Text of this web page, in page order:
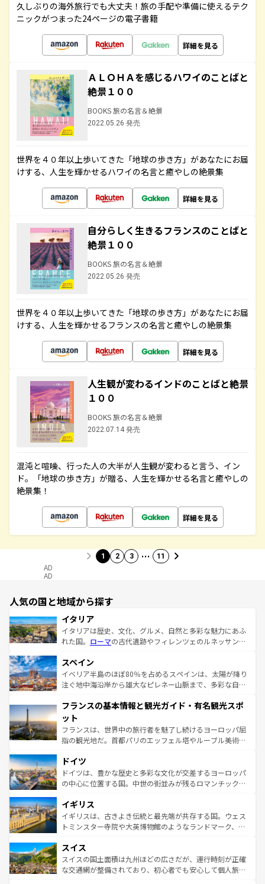
久しぶりの海外旅行でも大丈夫！旅の手配や準備に使えるテク
ニックがつまった24ページの電子書籍
詳細を見る
ＡＬＯＨＡを感じるハワイのことばと
絶景１００
BOOKS 旅の名言＆絶景
2022.05.26 発売
世界を４０年以上歩いてきた「地球の歩き方」があなたにお届
けする、人生を輝かせるハワイの名言と癒やしの絶景集
詳細を見る
自分らしく生きるフランスのことばと
絶景１００
BOOKS 旅の名言＆絶景
2022.05.26 発売
世界を４０年以上歩いてきた「地球の歩き方」があなたにお届
けする、人生を輝かせるフランスの名言と癒やしの絶景集
詳細を見る
人生観が変わるインドのことばと絶景
１００
BOOKS 旅の名言＆絶景
2022.07.14 発売
混沌と喧噪、行った人の大半が人生観が変わると言う、イン
ド。「地球の歩き方」が贈る、人生を輝かせる名言と癒やしの
絶景集！
詳細を見る
1 2 3 … 11
AD
AD
人気の国と地域から探す
イタリア
イタリアは歴史、文化、グルメ、自然と多彩な魅力にあふ
れた国。 ローマの古代遺跡やフィレンツェのルネッサンス
ろん、トスカーナの美しい田園風景やアマルフィ海岸の絶
景など、自然景観も見逃せない。観光の合間には、本場の
ピザやパスタなど、絶品のイタリア料理を堪能することも
ませてくれるイタリアで、忘れられない旅をしてみよう！
なお、新着のイタリア情報は
しい。
スペイン
イベリア半島のほぼ80％を占めるスペインは、太陽が降り
注ぐ地中海沿岸から雄大なピレネー山脈まで、多彩な自然
文化が根付くこの国では、情熱的なフラメンコ、熱気あふ
れる闘牛、そして美味しいタパスが生活の一部となってい
る。首都マドリードの洗練された雰囲気や、バルセロナの
アートに溢れた街角から、地方では古代ローマ遺跡や中世
せる。地方によって風土や気候が異なるスペインはその個
性で訪れる人を魅了する。 なお、新着のスペイン情報は コ
ンテンツ一覧を参照してほしい。
フランスの基本情報と観光ガイド・有名観光スポ
ット
フランスは、世界中の旅行者を魅了し続けるヨーロッパ屈
指の観光地だ。首都パリのエッフェル塔やルーブル美術館
で、幅広い魅力が詰まっている。華麗な宮殿、歴史的な大
聖堂、美しいビーチ、そして豊かな自然が、訪れる者を心
から魅了する。また、フランスは美食の国としても知ら
いる。シャンパンの発祥地であるランス、プロヴァンスの
香り高いラベンダー畑など、多彩な楽しみ方が可能だ。さ
らに、パリ以外の地域にも魅力が溢れており、どの街角に
れる地方に足を運ぶとそれぞれで全く異なる文化を体験で
きるだろう。 なお、新着のフランス情報はコンテンツ一覧
を参照してほしい。
ドイツ
ドイツは、豊かな歴史と多彩な文化が交差するヨーロッパ
の中心に位置する国。中世の街並みが残るロマンチック街
顔を持つこの国は、どこを歩いても飽きることがない。ベ
ルリンの文化的活気、バイエルン州のアルプスの絶景、そ
してライン川沿いのワイン畑といった風景は必見。ビール
は、お酒好きな人にはぜひ体験してほしい。 なお、新着の
ドイツ情報はコンテンツ一覧を参照してほしい。
イギリス
イギリスは、古きよき伝統と最先端が共存する国。ウェス
トミンスター寺院や大英博物館のようなランドマーク、歴
リアごとに異なる魅力がある。また、優雅なアフタヌーン
ティー、ビール好きにはたまらない英国パブ、サッカー観
戦など、本場だからこそできる体験も豊富。イギリスを旅
スイス
スイスの国土面積は九州ほどの広さだが、運行時刻が正確
な交通網が整備されており、初心者でも安心して個人旅行